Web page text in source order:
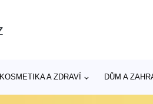
KOSMETIKA A ZDRAVÍ DŮM A